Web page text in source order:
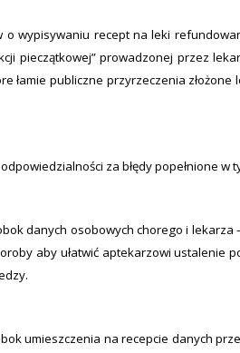
wypisywaniu recept na leki
pieczątkowej” prowadzonej przez
łamie publiczne przyrzeczenia złożone
za błędy popełnione w
danych osobowych chorego i lekarza
aby ułatwić aptekarzowi ustalenie
umieszczenia na recepcie danych